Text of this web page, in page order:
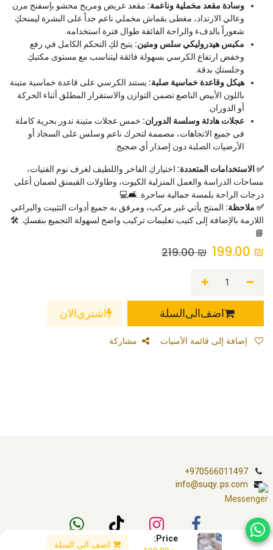
Price:
اضف الى السلة
وسادة مقعد مخملية وناعمة: مقعد عريض ومريح محشو بإسفنج مرن
وعالي الارتداد، مغطى بقماش مخملي ناعم جداً على البشرة ليمنحكِ
شعوراً بالدفء والراحة الفائقة طوال فترة استخدامه.
مكبس هيدروليكي سلس ومتين: يتيح لكِ التحكم الكامل في رفع
وخفض ارتفاع الكرسي بسهولة فائقة ليتناسب مع مستوى مكتبكِ
وجلستكِ بدقة.
هيكل وقاعدة خماسية صلبة: يستند الكرسي على قاعدة خماسية متينة
باللون الأبيض الناصع تضمن التوازن والاستقرار المطلق أثناء الحركة
أو الدوران.
عجلات هادئة وسلسة الدوران: خمس عجلات متينة تدور بحرية كاملة
في جميع الاتجاهات، مصممة لتحرك ناعم وسلس على السجاد أو
الأرضيات الصلبة دون إصدار أي ضجيج.
✅ الاستخدامات المتعددة: اختياركِ الفاخر واللطيف لغرف نوم الفتيات،
مساحات الدراسة والعمل المنزلية الكيوت، وطاولات القيمنق لضمان أعلى
درجات الراحة بلمسة جمالية ساحرة. 🛋️💻
✅ ملاحظة: المنتج يأتي غير مركب، ومرفق به جميع أدوات التثبيت والبراغي
اللازمة بالإضافة إلى كتيب تعليمات تركيب واضح لسهولة التجميع بنفسكِ. 🛠️
📘
₪
199.00
₪
219.00
اضف الى السلة اشتري الان
مشاركة
+970566011497
info@suqy..ps.com